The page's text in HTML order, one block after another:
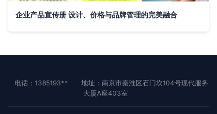
企业产品宣传册 设计、价格与品牌管理的完美融合
电话：1385193**
地址：南京市秦淮区石门坎104号现代服务
大厦A座403室